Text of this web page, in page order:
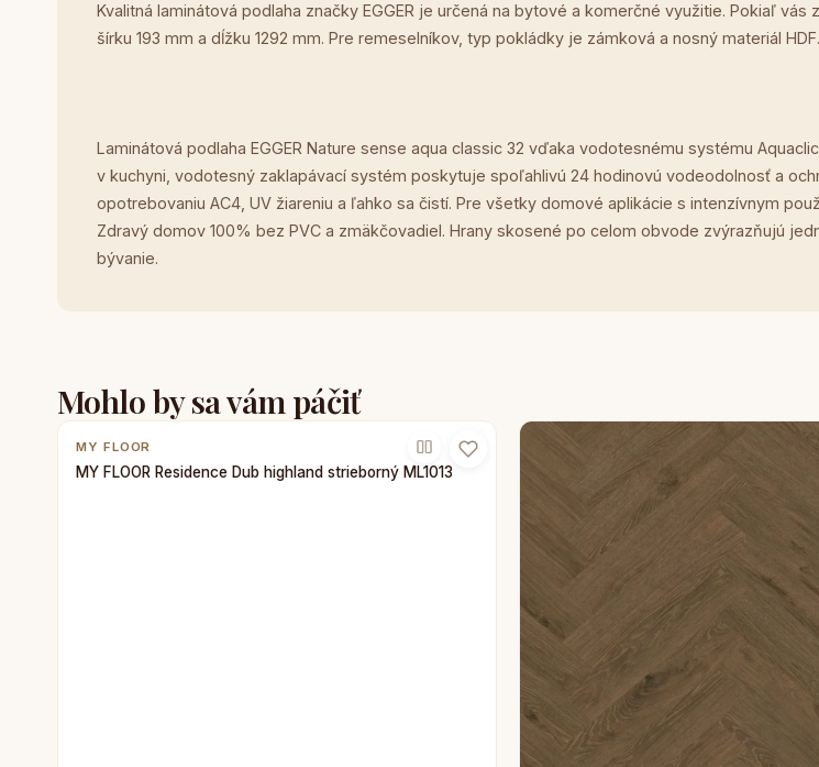
Kvalitná laminátová podlaha značky EGGER je určená na bytové a komerčné využitie. Pokiaľ
šírku 193 mm a dĺžku 1292 mm. Pre remeselníkov, typ pokládky je zámková a nosný materiál HDF.
Laminátová podlaha EGGER Nature sense aqua classic 32 vďaka vodotesnému systému
v kuchyni, vodotesný zaklapávací systém poskytuje spoľahlivú 24 hodinovú vodeodolnosť a
opotrebovaniu AC4, UV žiareniu a ľahko sa čistí. Pre všetky domové aplikácie s intenzívnym
Zdravý domov 100% bez PVC a zmäkčovadiel. Hrany skosené po celom obvode zvýrazňujú
bývanie.
Mohlo by sa vám páčiť
MY FLOOR
MY FLOOR Residence Dub highland strieborný ML1013